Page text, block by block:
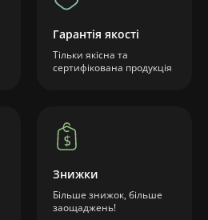
Гарантія якості
Тільки якісна та
сертифікована продукція
Знижки
Більше знижок, більше
заощаджень!